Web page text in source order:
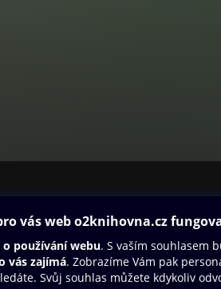
Oneplay Originály
Sport